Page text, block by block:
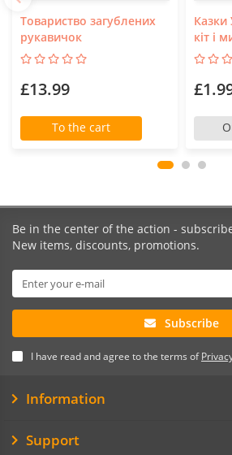
Товариство загублених
рукавичок
£13.99
To the cart
Казки
кіт і
Be in the center of the action -
New items, discounts, promotions.
Subscribe
I have read and agree to the terms of
Information
Support